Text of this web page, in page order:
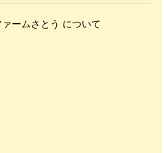
ァームさとう について